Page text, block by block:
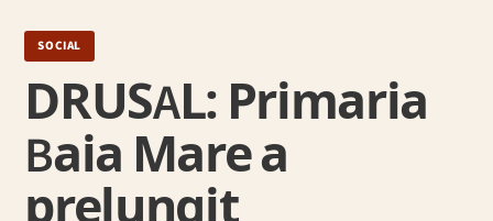
SOCIAL
DRUSAL: Primaria
Baia Mare a